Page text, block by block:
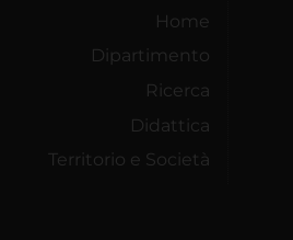
Home
Dipartimento
Ricerca
Didattica
Territorio e Società